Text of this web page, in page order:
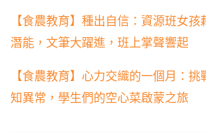
【食農教育】種出自信：資源班女
潛能，文筆大躍進，班上掌聲響起
【食農教育】心力交織的一個月：
知異常，學生們的空心菜啟蒙之旅